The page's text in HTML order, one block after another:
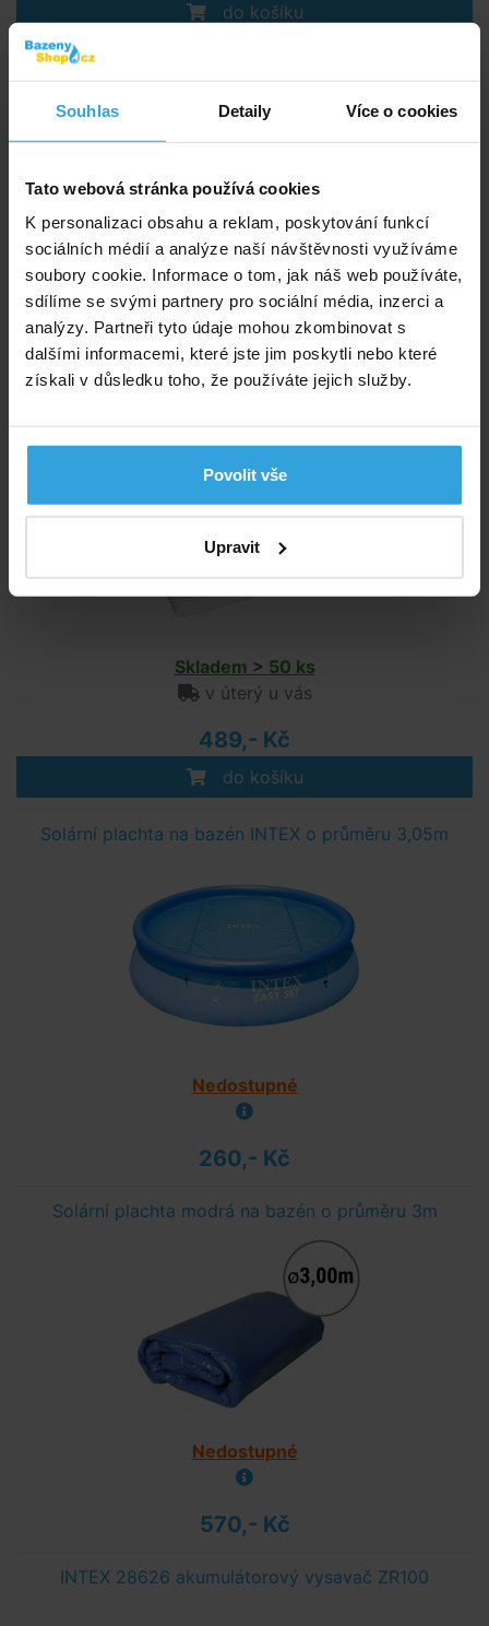
Souhlas Detaily Více o cookies
Tato webová stránka používá cookies
K personalizaci obsahu a reklam, poskytování funkcí
sociálních médií a analýze naší návštěvnosti využíváme
soubory cookie. Informace o tom, jak náš web používáte,
sdílíme se svými partnery pro sociální média, inzerci a
analýzy. Partneři tyto údaje mohou zkombinovat s
dalšími informacemi, které jste jim poskytli nebo které
získali v důsledku toho, že používáte jejich služby.
Povolit vše
Upravit
do košíku
Krycí plachta na bazén INTEX Frame o průměru 3,05m
Nedostupné
260,- Kč
Skladem > 50 ks
v úterý u vás
489,- Kč
do košíku
Solární plachta na bazén INTEX o průměru 3,05m
Nedostupné
260,- Kč
Solární plachta modrá na bazén o průměru 3m
Nedostupné
570,- Kč
INTEX 28626 akumulátorový vysavač ZR100